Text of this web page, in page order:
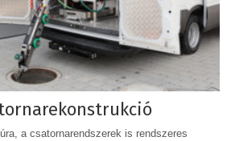
a csatornarendszerek is rendszeres